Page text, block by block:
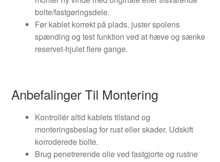
bolte/fastgøringsdele.
Før kablet korrekt på plads, juster spolens
spænding og test funktion ved at hæve og sænke
reservet-hjulet flere gange.
Anbefalinger Til Montering
Kontrollér altid kablets tilstand og
monteringsbeslag for rust eller skader. Udskift
korroderede bolte.
Brug penetrerende olie ved fastgjorte og rustne